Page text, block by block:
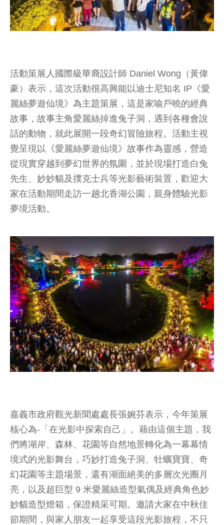
活動策展人國際級華裔設計師 Daniel Wong（黃偉
豪）表示，這次活動很高興能以迪士尼知名 IP《愛
麗絲夢遊仙境》為主題策展，這是家喻戶曉的經典
故事，故事主角愛麗絲掉進兔子洞，遇到各種會說
話的動物，就此展開一段奇幻冒險旅程。活動主視
覺呈現以《愛麗絲夢遊仙境》故事作為靈感，營造
從現實穿越到夢幻世界的氛圍，並於現場打造白兔
先生、妙妙貓及撲克士兵等光影藝術裝置，歡迎大
家在活動期間走訪一趟北香湖公園，親身體驗光影
夢境活動。
嘉義市政府觀光新聞處處長張婉芬表示，今年策展
核心為-「在光影中探索自己」。藉由這個主題，我
們將湖岸、森林、花園等自然地景轉化為一幕幕情
境式的光影舞台，巧妙打造兔子洞、牡蠣寶寶、奇
幻花園等主題場景，還有湖面絕美的多層次光圈月
亮，以及超巨型 9 米愛麗絲造型氣偶及經典角色妙
妙貓造型燈箱，保證精采可期。邀請大家在中秋佳
節期間，與家人朋友一起享受這段光影旅程，不只